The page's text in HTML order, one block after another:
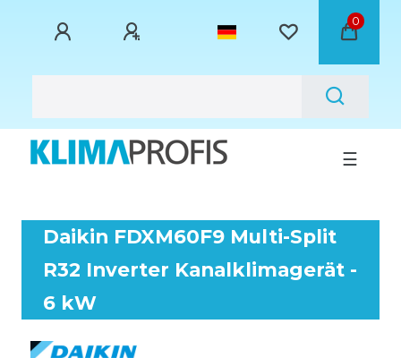
0
☰
Daikin FDXM60F9 Multi-Split
R32 Inverter Kanalklimagerät -
6 kW